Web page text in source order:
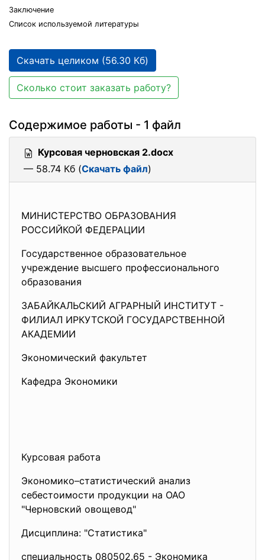
Заключение
Список используемой литературы
Скачать целиком (56.30 Кб)
Сколько стоит заказать работу?
Содержимое работы - 1 файл
Курсовая черновская 2.docx
— 58.74 Кб (Скачать файл)
МИНИСТЕРСТВО ОБРАЗОВАНИЯ
РОССИЙКОЙ ФЕДЕРАЦИИ
Государственное образовательное
учреждение высшего профессионального
образования
ЗАБАЙКАЛЬСКИЙ АГРАРНЫЙ ИНСТИТУТ -
ФИЛИАЛ ИРКУТСКОЙ ГОСУДАРСТВЕННОЙ
АКАДЕМИИ
Экономический факультет
Кафедра Экономики
Курсовая работа
Экономико–статистический анализ
себестоимости продукции на ОАО
"Черновский овощевод"
Дисциплина: "Статистика"
специальность 080502.65 - Экономика